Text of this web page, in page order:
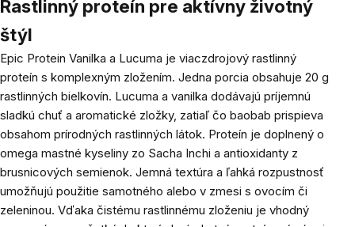
Rastlinný proteín pre aktívny životný
štýl
Epic Protein Vanilka a Lucuma je viaczdrojový rastlinný
proteín s komplexným zložením. Jedna porcia obsahuje 20 g
rastlinných bielkovín. Lucuma a vanilka dodávajú príjemnú
sladkú chuť a aromatické zložky, zatiaľ čo baobab prispieva
obsahom prírodných rastlinných látok. Proteín je doplnený o
omega mastné kyseliny zo Sacha Inchi a antioxidanty z
brusnicových semienok. Jemná textúra a ľahká rozpustnosť
umožňujú použitie samotného alebo v zmesi s ovocím či
zeleninou. Vďaka čistému rastlinnému zloženiu je vhodný